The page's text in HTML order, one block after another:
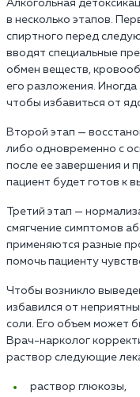
Алкогольная
в несколько этапов.
спиртного перед
вводят специальные
обмен веществ,
его разложения.
чтобы избавиться от
Второй этап —
либо одновременно с
после ее завершения и
пациент будет готов к
Третий этап —
смягчение симптомов
применяются разные
помочь пациенту
Чтобы возникло
избавился от
соли. Его объем может
Врач-нарколог
раствор следующие
раствор глюкозы,